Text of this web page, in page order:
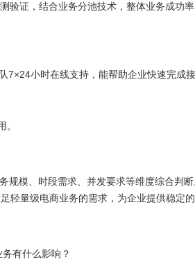
验证，结合业务分池技术，整体业务成功
小时在线支持，能帮助企业快速完成
规模、时段需求、并发要求等维度综合判
轻量级电商业务的需求，为企业提供稳定的
有什么影响？